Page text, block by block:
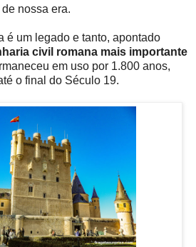
nossa era.
é um legado e tanto, apontado
civil romana mais importante
em uso por 1.800 anos,
o final do Século 19.